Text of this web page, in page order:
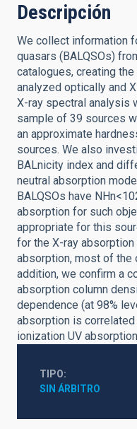
Descripción
We collect information
quasars (BALQSOs)
catalogues, creating
analyzed optically and
X-ray spectral analysis
sample of 39 sources
an approximate
sources. We also
BALnicity index and
neutral absorption
BALQSOs have
absorption for such
appropriate for this
for the X-ray absorption
absorption, most of the
addition, we confirm a
absorption column
dependence (at 98%
absorption is
ionization UV
TIPO
SIN ÁRBITRO